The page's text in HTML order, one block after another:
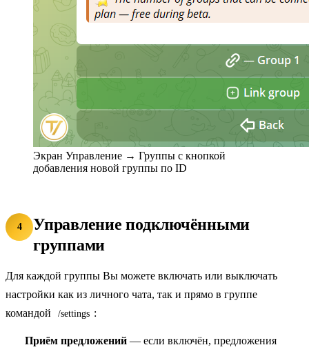
Экран Управление → Группы с кнопкой
добавления новой группы по ID
4
Управление подключёнными
группами
Для каждой группы Вы можете включать или выключать
настройки как из личного чата, так и прямо в группе
командой
/settings :
Приём предложений — если включён, предложения